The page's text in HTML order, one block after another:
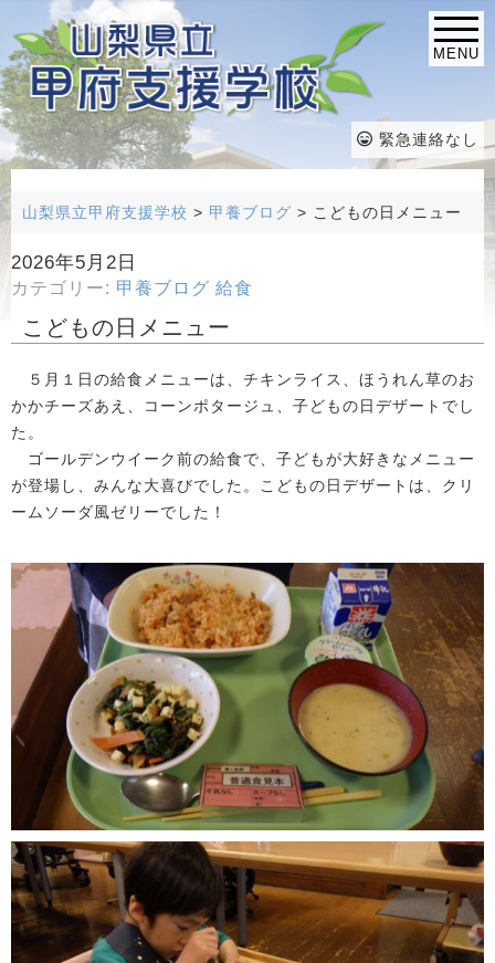
MENU
緊急連絡なし
山梨県立甲府支援学校 > 甲養ブログ > こどもの日メニュー
2026年5月2日
カテゴリー: 甲養ブログ 給食
こどもの日メニュー
５月１日の給食メニューは、チキンライス、ほうれん草のお
かかチーズあえ、コーンポタージュ、子どもの日デザートでし
た。
ゴールデンウイーク前の給食で、子どもが大好きなメニュー
が登場し、みんな大喜びでした。こどもの日デザートは、クリ
ームソーダ風ゼリーでした！